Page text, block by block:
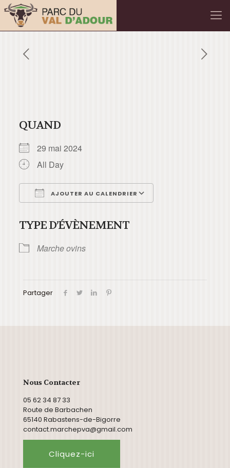
QUAND
29 mai 2024
All Day
AJOUTER AU CALENDRIER
TYPE D’ÉVÈNEMENT
Marche ovins
Partager
Nous Contacter
05 62 34 87 33
Route de Barbachen
65140 Rabastens-de-Bigorre
contact.marchepva@gmail.com
Cliquez-ici